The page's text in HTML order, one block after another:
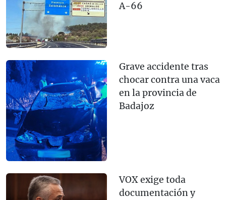
A-66
Grave accidente tras
chocar contra una vaca
en la provincia de
Badajoz
VOX exige toda
documentación y